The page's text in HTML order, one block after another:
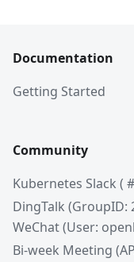
Documentation
Getting Started
Community
Kubernetes Slack (
DingTalk (GroupID:
WeChat (User:
Bi-week Meeting